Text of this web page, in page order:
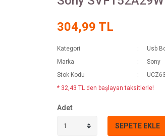
304,99 TL
Kategori
Usb
Marka
Sony
Stok Kodu
* 32,43 TL den başlayan taksitlerle!
Adet
SEPETE EKLE